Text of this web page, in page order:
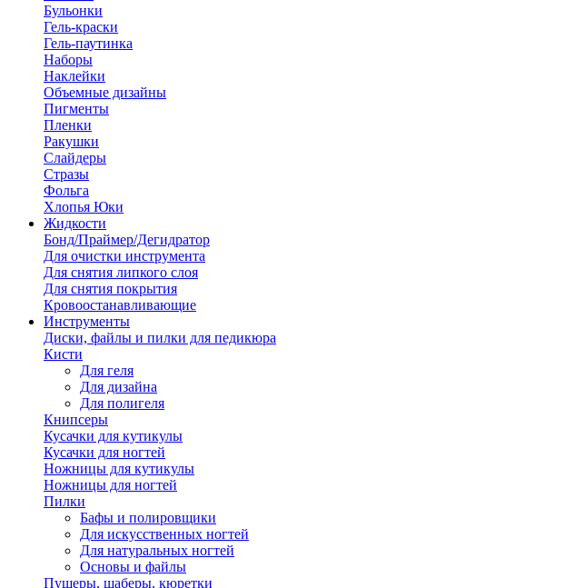
Бульонки
Гель-краски
Гель-паутинка
Наборы
Наклейки
Объемные дизайны
Пигменты
Пленки
Ракушки
Слайдеры
Стразы
Фольга
Хлопья Юки
Жидкости
Бонд/Праймер/Дегидратор
Для очистки инструмента
Для снятия липкого слоя
Для снятия покрытия
Кровоостанавливающие
Инструменты
Диски, файлы и пилки для педикюра
Кисти
Для геля
Для дизайна
Для полигеля
Книпсеры
Кусачки для кутикулы
Кусачки для ногтей
Ножницы для кутикулы
Ножницы для ногтей
Пилки
Бафы и полировщики
Для искусственных ногтей
Для натуральных ногтей
Основы и файлы
Пушеры, шаберы, кюретки